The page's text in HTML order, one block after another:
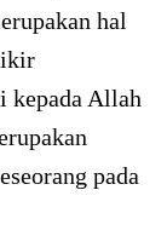
hal
kepada Allah
pada